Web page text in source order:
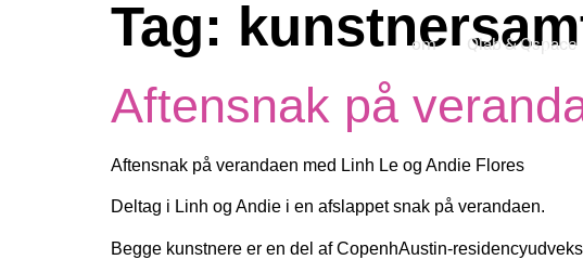
om Qlab & Qspace
Tag:
Aftensnak på
Aftensnak på verandaen med Linh Le og Andie Flores
Deltag i Linh og Andie i en afslappet snak på verandaen.
Begge kunstnere er en del af CopenhAustin-